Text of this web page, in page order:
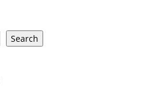
Search